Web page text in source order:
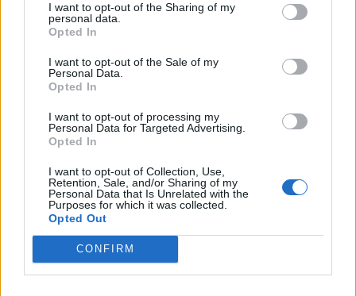
I want to opt-out of the Sharing of my
personal data.
Opted In
I want to opt-out of the Sale of my
Personal Data.
Opted In
I want to opt-out of processing my
Personal Data for Targeted Advertising.
Opted In
I want to opt-out of Collection, Use,
Retention, Sale, and/or Sharing of my
Personal Data that Is Unrelated with the
Purposes for which it was collected.
Opted Out
CONFIRM
FŐTÉR
Már csak 4-5 napig működhet a jelenlegi
körülmények között a cernavodai